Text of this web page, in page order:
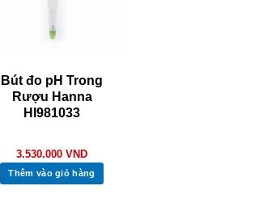
Bút đo pH Trong
Rượu Hanna
HI981033
3.530.000 VND
Thêm vào giỏ hàng